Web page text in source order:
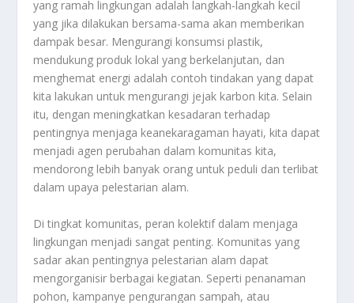
yang ramah lingkungan adalah langkah-langkah kecil
yang jika dilakukan bersama-sama akan memberikan
dampak besar. Mengurangi konsumsi plastik,
mendukung produk lokal yang berkelanjutan, dan
menghemat energi adalah contoh tindakan yang dapat
kita lakukan untuk mengurangi jejak karbon kita. Selain
itu, dengan meningkatkan kesadaran terhadap
pentingnya menjaga keanekaragaman hayati, kita dapat
menjadi agen perubahan dalam komunitas kita,
mendorong lebih banyak orang untuk peduli dan terlibat
dalam upaya pelestarian alam.
Di tingkat komunitas, peran kolektif dalam menjaga
lingkungan menjadi sangat penting. Komunitas yang
sadar akan pentingnya pelestarian alam dapat
mengorganisir berbagai kegiatan. Seperti penanaman
pohon, kampanye pengurangan sampah, atau